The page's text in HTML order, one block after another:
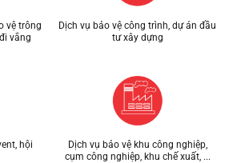
vệ trông
vắng
Dịch vụ bảo vệ công trình, dự án đầu
tư xây dựng
hội
Dịch vụ bảo vệ khu công nghiệp,
cụm công nghiệp, khu chế xuất, ...